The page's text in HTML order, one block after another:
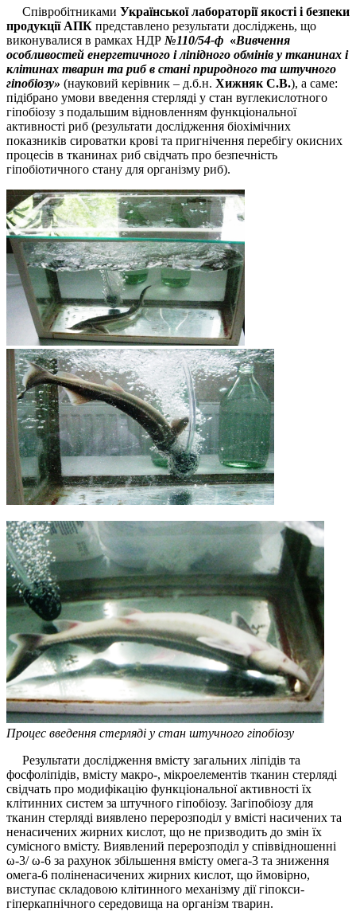
Співробітниками Української лабораторії якості і безпеки
продукції АПК представлено результати досліджень, що
виконувалися в рамках НДР №110/54-ф «Вивчення
особливостей енергетичного і ліпідного обмінів у тканинах і
клітинах тварин та риб в стані природного та штучного
гіпобіозу» (науковий керівник – д.б.н. Хижняк С.В.), а саме:
підібрано умови введення стерляді у стан вуглекислотного
гіпобіозу з подальшим відновленням функціональної
активності риб (результати дослідження біохімічних
показників сироватки крові та пригнічення перебігу окисних
процесів в тканинах риб свідчать про безпечність
гіпобіотичного стану для організму риб).
Процес введення стерляді у стан штучного гіпобіозу
Результати дослідження вмісту загальних ліпідів та
фосфоліпідів, вмісту макро-, мікроелементів тканин стерляді
свідчать про модифікацію функціональної активності їх
клітинних систем за штучного гіпобіозу. Загіпобіозу для
тканин стерляді виявлено перерозподіл у вмісті насичених та
ненасичених жирних кислот, що не призводить до змін їх
сумісного вмісту. Виявлений перерозподіл у співвідношенні
ω-3/ ω-6 за рахунок збільшення вмісту омега-3 та зниження
омега-6 поліненасичених жирних кислот, що ймовірно,
виступає складовою клітинного механізму дії гіпокси-
гіперкапнічного середовища на організм тварин.